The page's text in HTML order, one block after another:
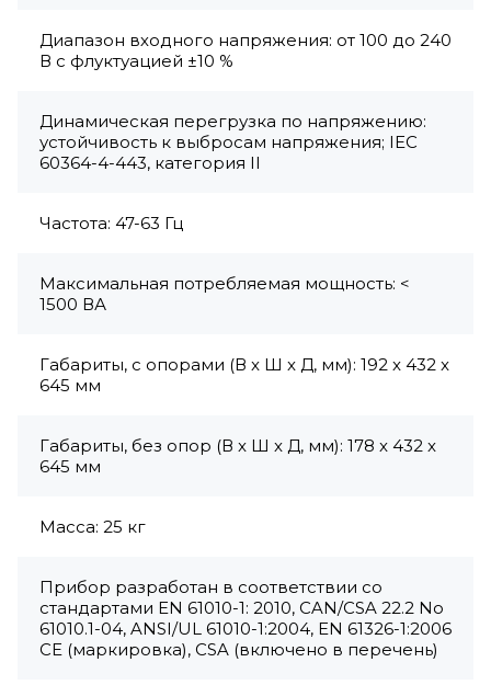
Диапазон входного напряжения: от 100 до 240
В с флуктуацией ±10 %
Динамическая перегрузка по напряжению:
устойчивость к выбросам напряжения; IEC
60364-4-443, категория II
Частота: 47-63 Гц
Максимальная потребляемая мощность: <
1500 ВА
Габариты, с опорами (В x Ш x Д, мм): 192 x 432 x
645 мм
Габариты, без опор (В x Ш x Д, мм): 178 x 432 x
645 мм
Масса: 25 кг
Прибор разработан в соответствии со
стандартами EN 61010-1: 2010, CAN/CSA 22.2 No
61010.1-04, ANSI/UL 61010-1:2004, EN 61326-1:2006
CE (маркировка), CSA (включено в перечень)